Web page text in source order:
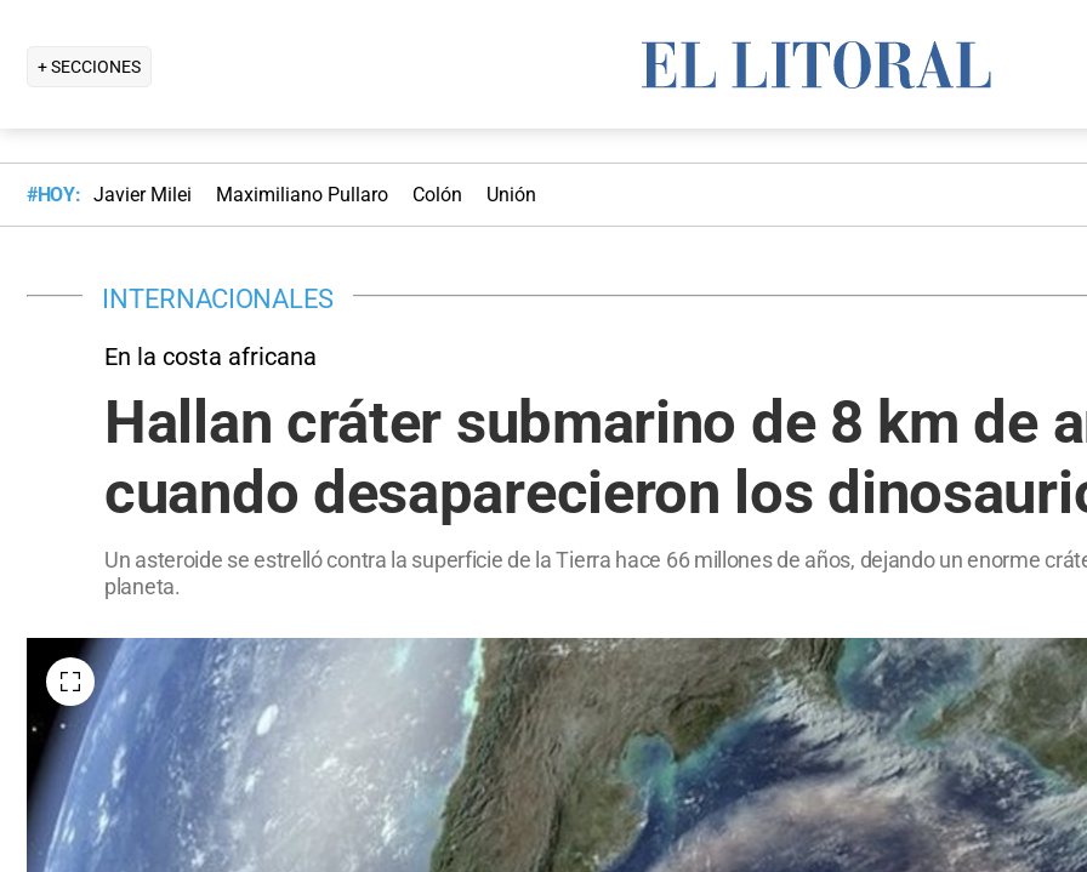
+ SECCIONES
#HOY: Javier Milei Maximiliano Pullaro Colón Unión
INTERNACIONALES
En la costa africana
Hallan cráter submarino de 8 km de
cuando desaparecieron los
Un asteroide se estrelló contra la superficie de la Tierra hace 66 millones de años, dejando un enorme
planeta.